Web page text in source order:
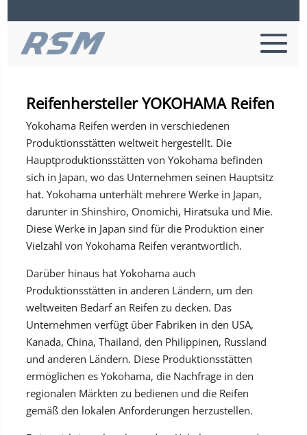
Reifenhersteller YOKOHAMA Reifen
Yokohama Reifen werden in verschiedenen
Produktionsstätten weltweit hergestellt. Die
Hauptproduktionsstätten von Yokohama befinden
sich in Japan, wo das Unternehmen seinen Hauptsitz
hat. Yokohama unterhält mehrere Werke in Japan,
darunter in Shinshiro, Onomichi, Hiratsuka und Mie.
Diese Werke in Japan sind für die Produktion einer
Vielzahl von Yokohama Reifen verantwortlich.
Darüber hinaus hat Yokohama auch
Produktionsstätten in anderen Ländern, um den
weltweiten Bedarf an Reifen zu decken. Das
Unternehmen verfügt über Fabriken in den USA,
Kanada, China, Thailand, den Philippinen, Russland
und anderen Ländern. Diese Produktionsstätten
ermöglichen es Yokohama, die Nachfrage in den
regionalen Märkten zu bedienen und die Reifen
gemäß den lokalen Anforderungen herzustellen.